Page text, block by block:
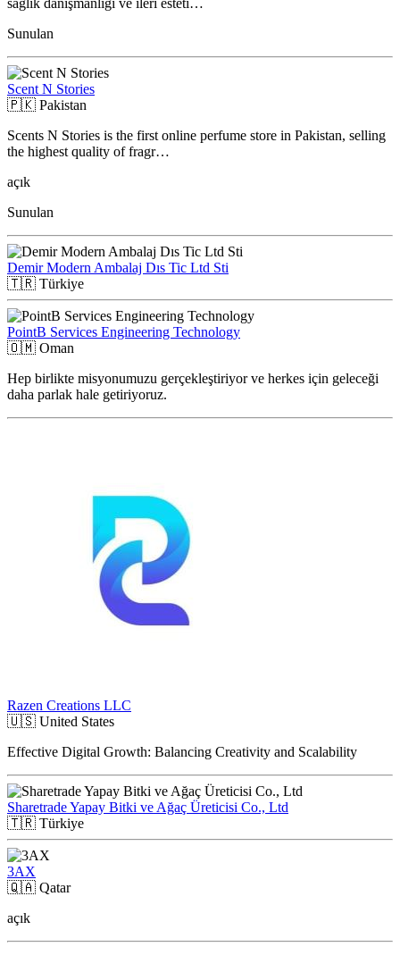
Sunulan
Scent N Stories
🇵🇰 Pakistan
Scents N Stories is the first online perfume store in Pakistan, selling
the highest quality of fragr…
açık
Sunulan
Demir Modern Ambalaj Dıs Tic Ltd Sti
🇹🇷 Türkiye
PointB Services Engineering Technology
🇴🇲 Oman
Hep birlikte misyonumuzu gerçekleştiriyor ve herkes için geleceği
daha parlak hale getiriyoruz.
Razen Creations LLC
🇺🇸 United States
Effective Digital Growth: Balancing Creativity and Scalability
Sharetrade Yapay Bitki ve Ağaç Üreticisi Co., Ltd
🇹🇷 Türkiye
3AX
🇶🇦 Qatar
açık